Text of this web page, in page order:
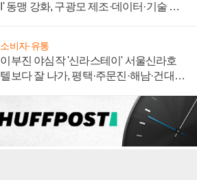
I' 동맹 강화, 구광모 제조·데이터·기술 결
소비자·유통
이부진 야심작 '신라스테이' 서울신라호
텔보다 잘 나가, 평택·주문진·해남·건대로